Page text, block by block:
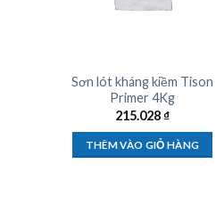
Sơn lót kháng kiềm Tison
Primer 4Kg
215.028₫
THÊM VÀO GIỎ HÀNG